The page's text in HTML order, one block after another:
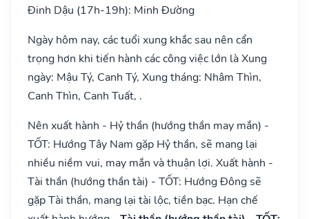
Đinh Dậu (17h-19h): Minh Đường
Ngày hôm nay, các tuổi xung khắc sau nên cẩn
trọng hơn khi tiến hành các công việc lớn là Xung
ngày: Mậu Tý, Canh Tý, Xung tháng: Nhâm Thìn,
Canh Thìn, Canh Tuất, .
Nên xuất hành - Hỷ thần (hướng thần may mắn) -
TỐT: Hướng Tây Nam gặp Hỷ thần, sẽ mang lại
nhiều niềm vui, may mắn và thuận lợi. Xuất hành -
Tài thần (hướng thần tài) - TỐT: Hướng Đông sẽ
gặp Tài thần, mang lại tài lộc, tiền bạc. Hạn chế